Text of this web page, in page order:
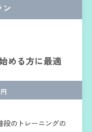
める方に最適
円
段のトレーニングの